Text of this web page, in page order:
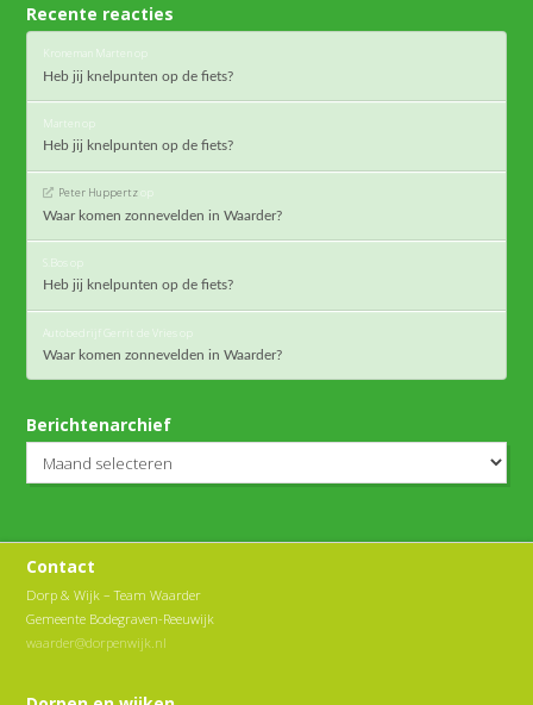
Recente reacties
Kroneman Marten op
Heb jij knelpunten op de fiets?
Marten op
Heb jij knelpunten op de fiets?
Peter Huppertzop
Waar komen zonnevelden in Waarder?
S.Bos op
Heb jij knelpunten op de fiets?
Autobedrijf Gerrit de Vries op
Waar komen zonnevelden in Waarder?
Berichtenarchief
Contact
Dorp & Wijk – Team Waarder
Gemeente Bodegraven-Reeuwijk
waarder@dorpenwijk.nl